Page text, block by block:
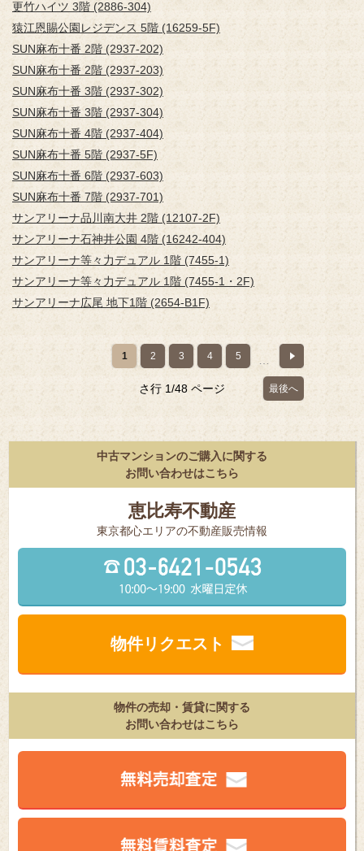
更竹ハイツ 3階 (2886-304)
猿江恩賜公園レジデンス 5階 (16259-5F)
SUN麻布十番 2階 (2937-202)
SUN麻布十番 2階 (2937-203)
SUN麻布十番 3階 (2937-302)
SUN麻布十番 3階 (2937-304)
SUN麻布十番 4階 (2937-404)
SUN麻布十番 5階 (2937-5F)
SUN麻布十番 6階 (2937-603)
SUN麻布十番 7階 (2937-701)
サンアリーナ品川南大井 2階 (12107-2F)
サンアリーナ石神井公園 4階 (16242-404)
サンアリーナ等々力デュアル 1階 (7455-1)
サンアリーナ等々力デュアル 1階 (7455-1・2F)
サンアリーナ広尾 地下1階 (2654-B1F)
1 2 3 4 5
さ行 1/48 ページ 最後へ
中古マンションのご購入に関する
お問い合わせはこちら
恵比寿不動産
東京都⼼エリアの不動産販売情報
物件リクエスト
物件の売却・賃貸に関する
お問い合わせはこちら